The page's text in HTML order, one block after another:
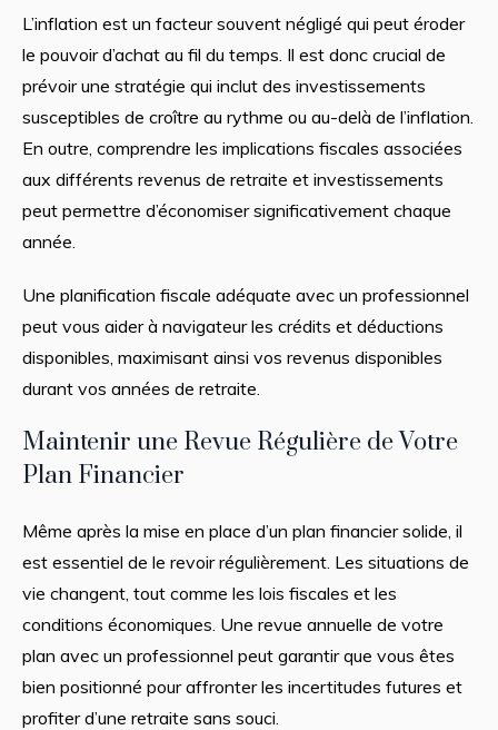
L’inflation est un facteur souvent négligé qui peut éroder
le pouvoir d’achat au fil du temps. Il est donc crucial de
prévoir une stratégie qui inclut des investissements
susceptibles de croître au rythme ou au-delà de l’inflation.
En outre, comprendre les implications fiscales associées
aux différents revenus de retraite et investissements
peut permettre d’économiser significativement chaque
année.
Une planification fiscale adéquate avec un professionnel
peut vous aider à navigateur les crédits et déductions
disponibles, maximisant ainsi vos revenus disponibles
durant vos années de retraite.
Maintenir une Revue Régulière de Votre
Plan Financier
Même après la mise en place d’un plan financier solide, il
est essentiel de le revoir régulièrement. Les situations de
vie changent, tout comme les lois fiscales et les
conditions économiques. Une revue annuelle de votre
plan avec un professionnel peut garantir que vous êtes
bien positionné pour affronter les incertitudes futures et
profiter d’une retraite sans souci.